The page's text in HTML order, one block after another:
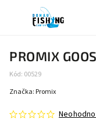
PROMIX
Kód: 00529
Značka: Promix